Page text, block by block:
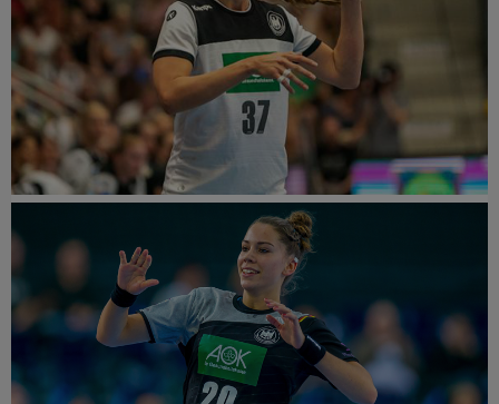
FM YouTube +
Hírek
Labdarúgás
Szakosztályok
Meccscenter
Klub